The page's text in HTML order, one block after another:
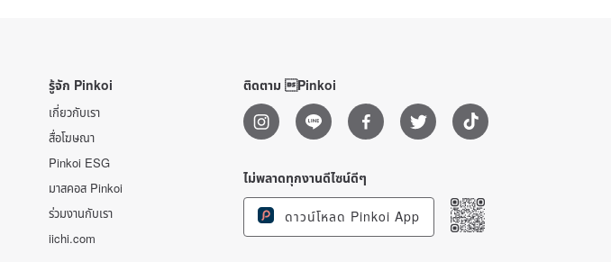
รู้จัก Pinkoi
เกี่ยวกับเรา
สื่อโฆษณา
Pinkoi ESG
มาสคอส Pinkoi
ร่วมงานกับเรา
iichi.com
ติดตาม Pinkoi
ไม่พลาดทุกงานดีไซน์ดีๆ
ดาวน์โหลด Pinkoi App